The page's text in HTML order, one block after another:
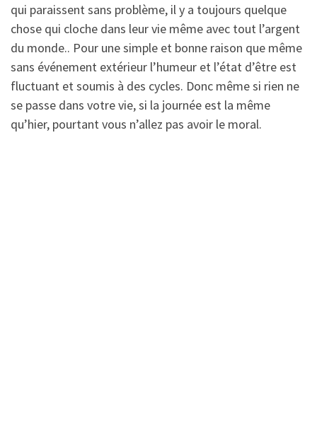
qui paraissent sans problème, il y a toujours quelque
chose qui cloche dans leur vie même avec tout l’argent
du monde.. Pour une simple et bonne raison que même
sans événement extérieur l’humeur et l’état d’être est
fluctuant et soumis à des cycles. Donc même si rien ne
se passe dans votre vie, si la journée est la même
qu’hier, pourtant vous n’allez pas avoir le moral.